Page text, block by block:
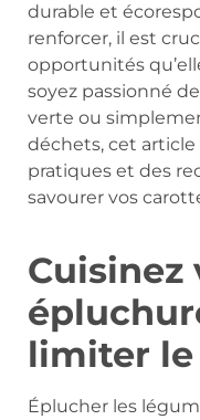
durable et
renforcer, il est
opportunités
soyez passionné
verte ou
déchets, cet
pratiques et des
savourer vos
Cuisinez
limiter
Éplucher les